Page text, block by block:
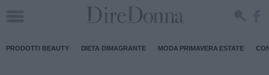
PRODOTTI BEAUTY DIETA DIMAGRANTE MODA PRIMAVERA ESTATE